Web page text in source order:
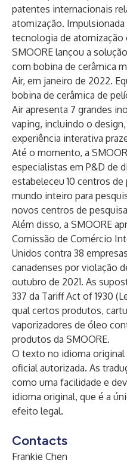
patentes internacionais
atomização.
tecnologia de atomização
SMOORE lançou a
com bobina de cerâmica
Air, em janeiro de 2022.
bobina de cerâmica de
Air apresenta 7 grandes
vaping, incluindo o
experiência interativa
Até o momento, a
especialistas em P&D de
estabeleceu 10 centros
mundo inteiro para
novos centros de
Além disso, a SMOORE
Comissão de Comércio
Unidos contra 38
canadenses por violação
outubro de 2021. As
337 da Tariff Act of 1930
qual certos produtos,
vaporizadores de óleo
produtos da SMOORE.
O texto no idioma original
oficial autorizada. As
como uma facilidade e
idioma original, que é a
efeito legal.
Contacts
Frankie Chen